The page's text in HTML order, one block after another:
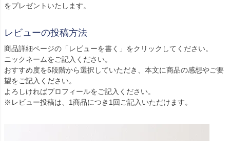
をプレゼントいたします。
レビューの投稿方法
商品詳細ページの「レビューを書く」をクリックしてください。
ニックネームをご記入ください。
おすすめ度を5段階から選択していただき、本文に商品の感想やご要
望をご記入ください。
よろしければプロフィールをご記入ください。
※レビュー投稿は、1商品につき1回ご記入いただけます。